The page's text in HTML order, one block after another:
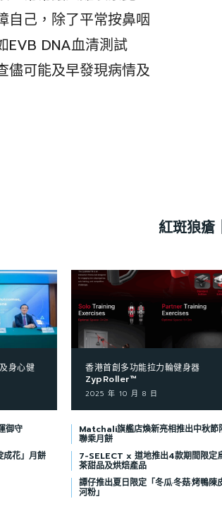
自己，除了平常按鼻咽
EVB DNA血清測試
儘可能及早發現病情及
紅斑狼瘡
身心健
香港首創多功能拉力輪健身器
ZypRoller™
2025 年 10 月 8 日
御守 Matchali旗艦店煥新亮相推出中秋節
聯乘月餅
花」月餅 7-SELECT x 道地推出4款期間限定
茶甜品及烘焙產品
譚仔推出夏日限定「冬瓜·冬菇·烤鴨陳
河粉」